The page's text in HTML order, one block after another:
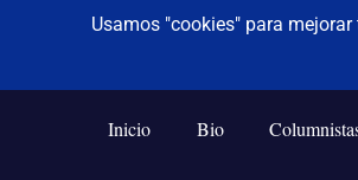
De todo un poco
Frases,
Humor,
Inicio Bio